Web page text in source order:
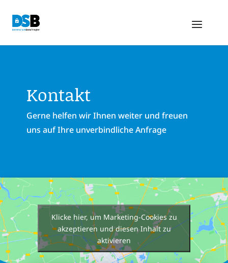
Kontakt
Gerne helfen wir Ihnen weiter und freuen
uns auf Ihre unverbindliche Anfrage
Klicke hier, um Marketing-Cookies zu
akzeptieren und diesen Inhalt zu
aktivieren